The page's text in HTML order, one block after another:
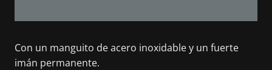
Con un manguito de acero inoxidable y un fuerte
imán permanente.